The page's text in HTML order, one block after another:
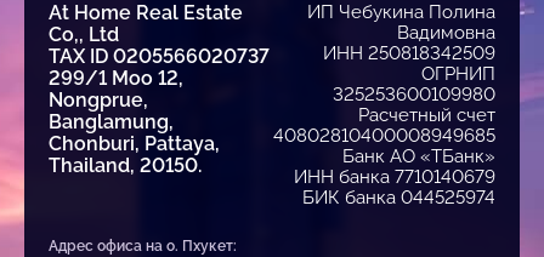
At Home Real Estate
Co,, Ltd
TAX ID 0205566020737
299/1 Moo 12,
Nongprue,
Banglamung,
Chonburi, Pattaya,
Thailand, 20150.
ИП Чебукина Полина
Вадимовна
ИНН 250818342509
ОГРНИП
325253600109980
Расчетный счет
40802810400008949685
Банк АО «ТБанк»
ИНН банка 7710140679
БИК банка 044525974
Адрес офиса на о. Пхукет: